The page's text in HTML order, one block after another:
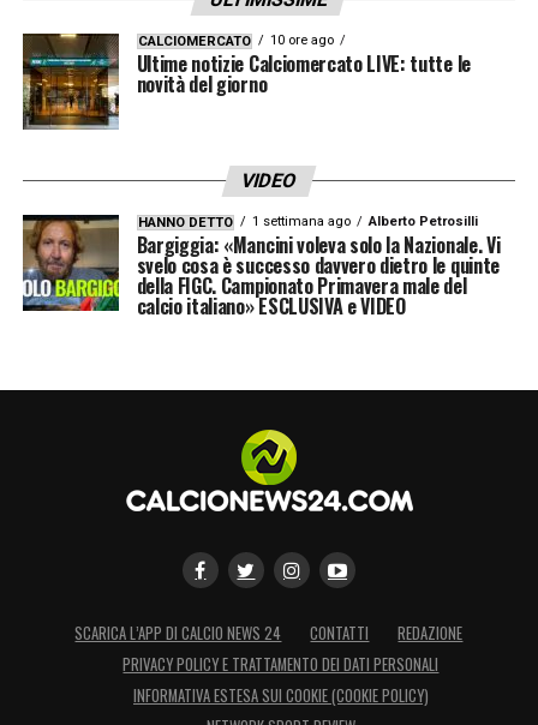
CALCIOMERCATO 10 ore ago
Ultime notizie Calciomercato LIVE: tutte le
novità del giorno
VIDEO
HANNO DETTO 1 settimana ago Alberto Petrosilli
Bargiggia: «Mancini voleva solo la Nazionale. Vi
svelo cosa è successo davvero dietro le quinte
della FIGC. Campionato Primavera male del
calcio italiano» ESCLUSIVA e VIDEO
SCARICA L’APP DI CALCIO NEWS 24 CONTATTI
REDAZIONE
PRIVACY POLICY E TRATTAMENTO DEI DATI PERSONALI
INFORMATIVA ESTESA SUI COOKIE (COOKIE POLICY)